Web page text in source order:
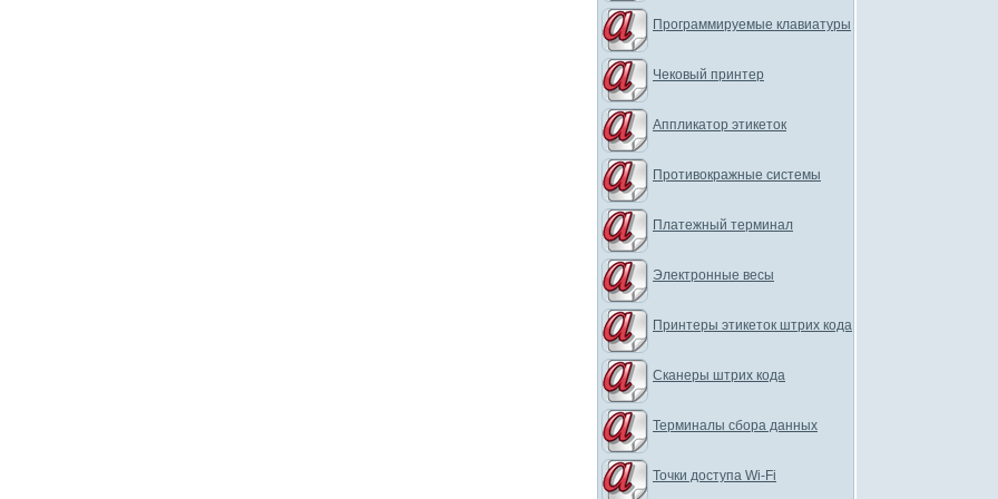
Программируемые клавиатуры
Чековый принтер
Аппликатор этикеток
Противокражные системы
Платежный терминал
Электронные весы
Принтеры этикеток штрих кода
Сканеры штрих кода
Терминалы сбора данных
Точки доступа Wi-Fi